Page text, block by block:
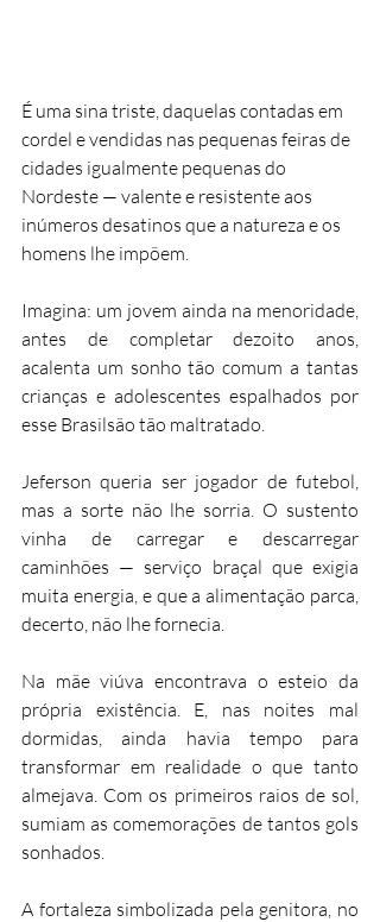
É uma sina triste, daquelas contadas em
cordel e vendidas nas pequenas feiras de
cidades igualmente pequenas do
Nordeste — valente e resistente aos
inúmeros desatinos que a natureza e os
homens lhe impõem.
Imagina: um jovem ainda na menoridade,
antes de completar dezoito anos,
acalenta um sonho tão comum a tantas
crianças e adolescentes espalhados por
esse Brasilsão tão maltratado.
Jeferson queria ser jogador de futebol,
mas a sorte não lhe sorria. O sustento
vinha de carregar e descarregar
caminhões — serviço braçal que exigia
muita energia, e que a alimentação parca,
decerto, não lhe fornecia.
Na mãe viúva encontrava o esteio da
própria existência. E, nas noites mal
dormidas, ainda havia tempo para
transformar em realidade o que tanto
almejava. Com os primeiros raios de sol,
sumiam as comemorações de tantos gols
sonhados.
A fortaleza simbolizada pela genitora, no